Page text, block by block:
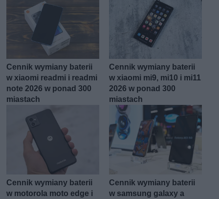
Cennik wymiany baterii
w xiaomi readmi i readmi
note 2026 w ponad 300
miastach
Cennik wymiany baterii
w xiaomi mi9, mi10 i mi11
2026 w ponad 300
miastach
Cennik wymiany baterii
w motorola moto edge i
Cennik wymiany baterii
w samsung galaxy a